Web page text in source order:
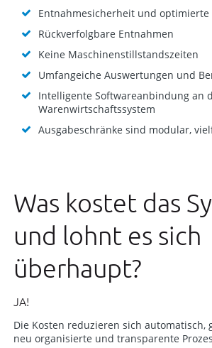
Entnahmesicherheit und optimierte
Rückverfolgbare Entnahmen
Keine Maschinenstillstandszeiten
Umfangeiche Auswertungen und
Intelligente Softwareanbindung an
Warenwirtschaftssystem
Ausgabeschränke sind modular,
Was kostet das
und lohnt es sich
überhaupt?
JA!
Die Kosten reduzieren sich automatisch,
neu organisierte und transparente